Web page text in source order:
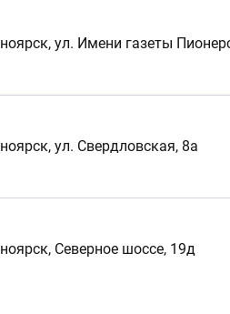
ул. Имени газеты
ул. Свердловская, 8а
Северное шоссе, 19д